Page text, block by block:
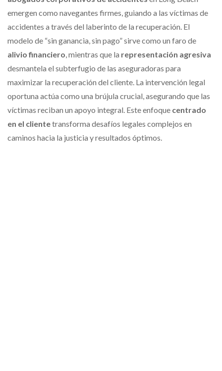
emergen como navegantes firmes, guiando a las víctimas de
accidentes a través del laberinto de la recuperación. El
modelo de “sin ganancia, sin pago” sirve como un faro de
alivio financiero, mientras que la representación agresiva
desmantela el subterfugio de las aseguradoras para
maximizar la recuperación del cliente. La intervención legal
oportuna actúa como una brújula crucial, asegurando que las
víctimas reciban un apoyo integral. Este enfoque centrado
en el clientetransforma desafíos legales complejos en
caminos hacia la justicia y resultados óptimos.